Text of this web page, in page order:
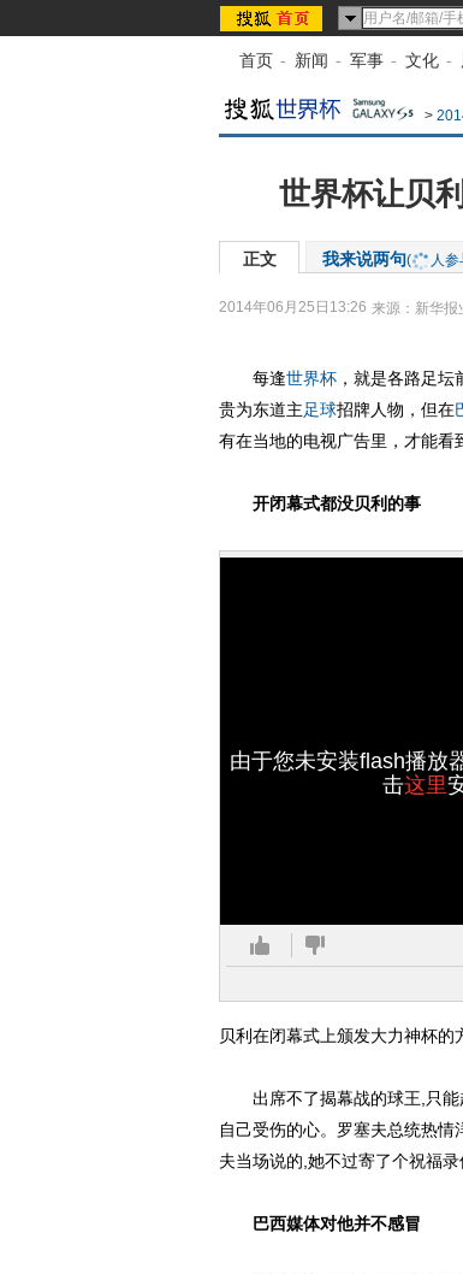
首页 - 新闻 - 军事 - 文化 -
>
世界杯让贝
正文 我来说两句( 人参
2014年06月25日13:26 来源： 新华报
每逢世界杯 ，就是各路足
贵为东道主足球招牌人物，但在
有在当地的电视广告里，才能
开闭幕式都没贝利的事
由于您未安装flash播放
击这里
贝利在闭幕式上颁发大力神杯的
出席不了揭幕战的球王,只能
自己受伤的心。罗塞夫总统热情
夫当场说的,她不过寄了个祝福录
巴西媒体对他并不感冒